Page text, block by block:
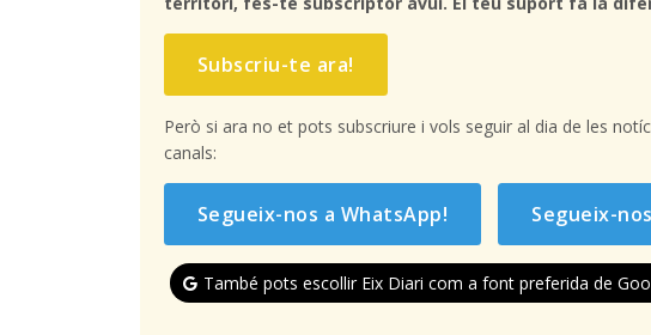
Subscriu-te ara!
Però si ara no et pots subscriure i vols seguir al dia de les
canals:
Segueix-nos a WhatsApp! Segueix-
També pots escollir Eix Diari com a font preferida de